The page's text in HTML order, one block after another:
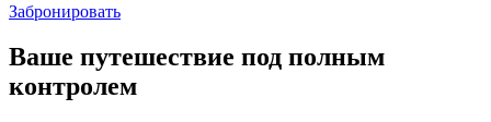
Забронировать
Ваше путешествие под полным
контролем